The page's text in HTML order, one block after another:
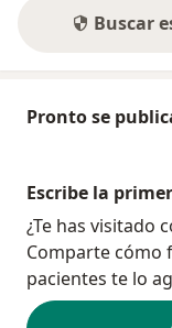
Buscar
Pronto se
Escribe la
¿Te has visitado
Comparte cómo
pacientes te lo